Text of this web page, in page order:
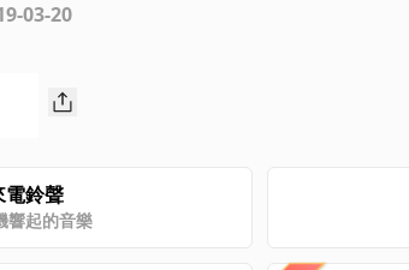
03-20
電鈴聲
響起的音樂